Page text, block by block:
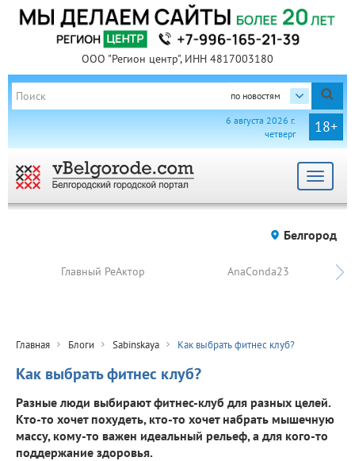
ООО "Регион центр", ИНН 4817003180
по новостям
18+
6 августа 2026 г.
четверг
Toggle
Белгород
Главный РеАктор AnaConda23
Главная Блоги Sabinskaya Как выбрать фитнес клуб?
Как выбрать фитнес клуб?
Разные люди выбирают фитнес-клуб для разных целей.
Кто-то хочет похудеть, кто-то хочет набрать мышечную
массу, кому-то важен идеальный рельеф, а для кого-то
поддержание здоровья.